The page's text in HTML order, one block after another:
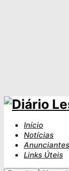
Início
Notícias
Anunciantes
Links Úteis